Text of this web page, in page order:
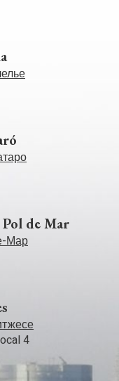
веранда
чтобы
участок, с
участок для
участка в
de Mar
Мар
4